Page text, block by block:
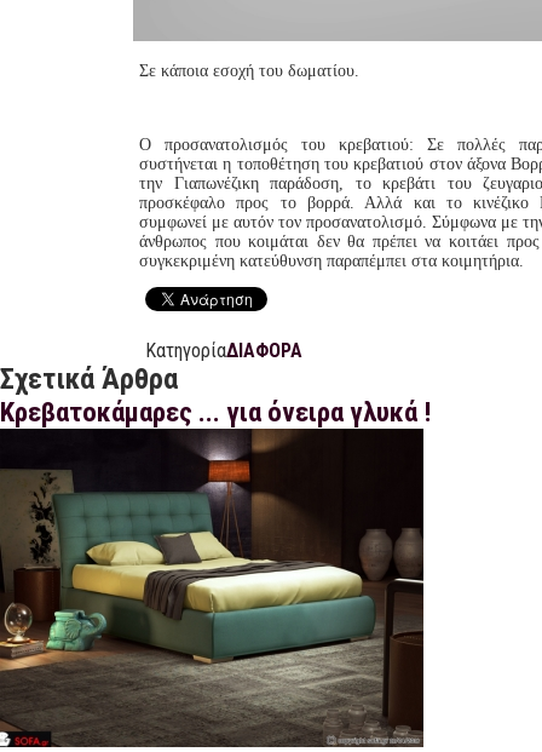
Σε κάποια εσοχή του δωματίου.
Ο προσανατολισμός του κρεβατιού: Σε πολλές
συστήνεται η τοποθέτηση του κρεβατιού στον άξονα
την Γιαπωνέζικη παράδοση, το κρεβάτι του
προσκέφαλο προς το βορρά. Αλλά και το κινέζικο
συμφωνεί με αυτόν τον προσανατολισμό. Σύμφωνα με
άνθρωπος που κοιμάται δεν θα πρέπει να κοιτάει
συγκεκριμένη κατεύθυνση παραπέμπει στα κοιμητήρια.
ΚατηγορίαΔΙΑΦΟΡΑ
Σχετικά Άρθρα
Κρεβατοκάμαρες ... για όνειρα γλυκά !